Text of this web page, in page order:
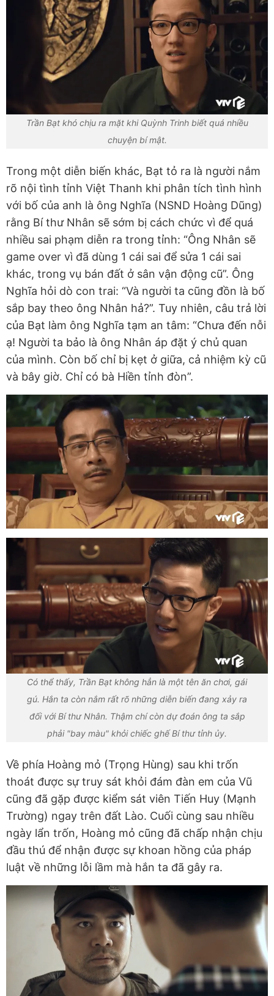
Trần Bạt khó chịu ra mặt khi Quỳnh Trinh biết quá nhiều
chuyện bí mật.
Trong một diễn biến khác, Bạt tỏ ra là người nắm
rõ nội tình tỉnh Việt Thanh khi phân tích tình hình
với bố của anh là ông Nghĩa (NSND Hoàng Dũng)
rằng Bí thư Nhân sẽ sớm bị cách chức vì để quá
nhiều sai phạm diễn ra trong tỉnh: “Ông Nhân sẽ
game over vì đã dùng 1 cái sai để sửa 1 cái sai
khác, trong vụ bán đất ở sân vận động cũ”. Ông
Nghĩa hỏi dò con trai: “Và người ta cũng đồn là bố
sắp bay theo ông Nhân hả?”. Tuy nhiên, câu trả lời
của Bạt làm ông Nghĩa tạm an tâm: “Chưa đến nỗi
ạ! Người ta bảo là ông Nhân áp đặt ý chủ quan
của mình. Còn bố chỉ bị kẹt ở giữa, cả nhiệm kỳ cũ
và bây giờ. Chỉ có bà Hiền tỉnh đòn”.
Có thể thấy, Trần Bạt không hẳn là một tên ăn chơi, gái
gú. Hắn ta còn nắm rất rõ những diễn biến đang xảy ra
đối với Bí thư Nhân. Thậm chí còn dự đoán ông ta sắp
phải "bay màu" khỏi chiếc ghế Bí thư tỉnh ủy.
Về phía Hoàng mỏ (Trọng Hùng) sau khi trốn
thoát được sự truy sát khỏi đám đàn em của Vũ
cũng đã gặp được kiểm sát viên Tiến Huy (Mạnh
Trường) ngay trên đất Lào. Cuối cùng sau nhiều
ngày lẩn trốn, Hoàng mỏ cũng đã chấp nhận chịu
đầu thú để nhận được sự khoan hồng của pháp
luật về những lỗi lầm mà hắn ta đã gây ra.